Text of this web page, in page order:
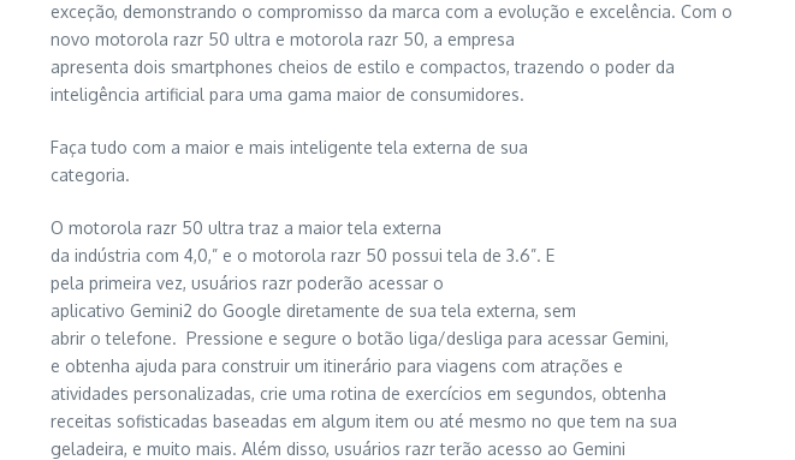
exceção, demonstrando o compromisso da marca com a evolução e excelência. Com o
novo motorola razr 50 ultra e motorola razr 50, a empresa
apresenta dois smartphones cheios de estilo e compactos, trazendo o poder da
inteligência artificial para uma gama maior de consumidores.
Faça tudo com a maior e mais inteligente tela externa de sua
categoria.
O motorola razr 50 ultra traz a maior tela externa
da indústria com 4,0,” e o motorola razr 50 possui tela de 3.6”. E
pela primeira vez, usuários razr poderão acessar o
aplicativo Gemini2 do Google diretamente de sua tela externa, sem
abrir o telefone. Pressione e segure o botão liga/desliga para acessar Gemini,
e obtenha ajuda para construir um itinerário para viagens com atrações e
atividades personalizadas, crie uma rotina de exercícios em segundos, obtenha
receitas sofisticadas baseadas em algum item ou até mesmo no que tem na sua
geladeira, e muito mais. Além disso, usuários razr terão acesso ao Gemini